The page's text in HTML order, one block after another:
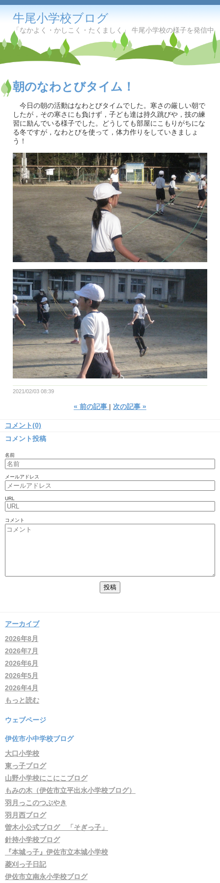
牛尾小学校ブログ
「なかよく・かしこく・たくましく」 牛尾小学校の様子を発信中
朝のなわとびタイム！
今日の朝の活動はなわとびタイムでした。寒さの厳しい朝で
したが，その寒さにも負けず，子ども達は持久跳びや，技の練
習に励んでいる様子でした。どうしても部屋にこもりがちにな
る冬ですが，なわとびを使って，体力作りをしていきましょ
う！
2021/02/03 08:39
« 前の記事 次の記事 »
コメント(0)
コメント投稿
名前
メールアドレス
URL
コメント
アーカイブ
2026年8月
2026年7月
2026年6月
2026年5月
2026年4月
もっと読む
ウェブページ
伊佐市小中学校ブログ
大口小学校
東っ子ブログ
山野小学校にこにこブログ
もみの木（伊佐市立平出水小学校ブログ）
羽月っこのつぶやき
羽月西ブログ
曽木小公式ブログ 「そぎっ子」
針持小学校ブログ
『本城っ子』伊佐市立本城小学校
菱刈っ子日記
伊佐市立南永小学校ブログ